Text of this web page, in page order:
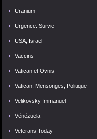
Uranium
Urgence. Survie
USA, Israël
Vaccins
Vatican et Ovnis
Vatican, Mensonges, Politique
Velikovsky Immanuel
Vénézuela
Veterans Today